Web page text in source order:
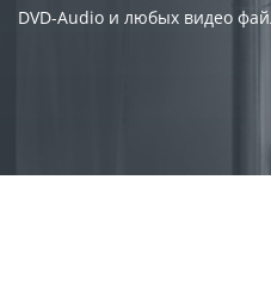
DVD-Audio и любых видео